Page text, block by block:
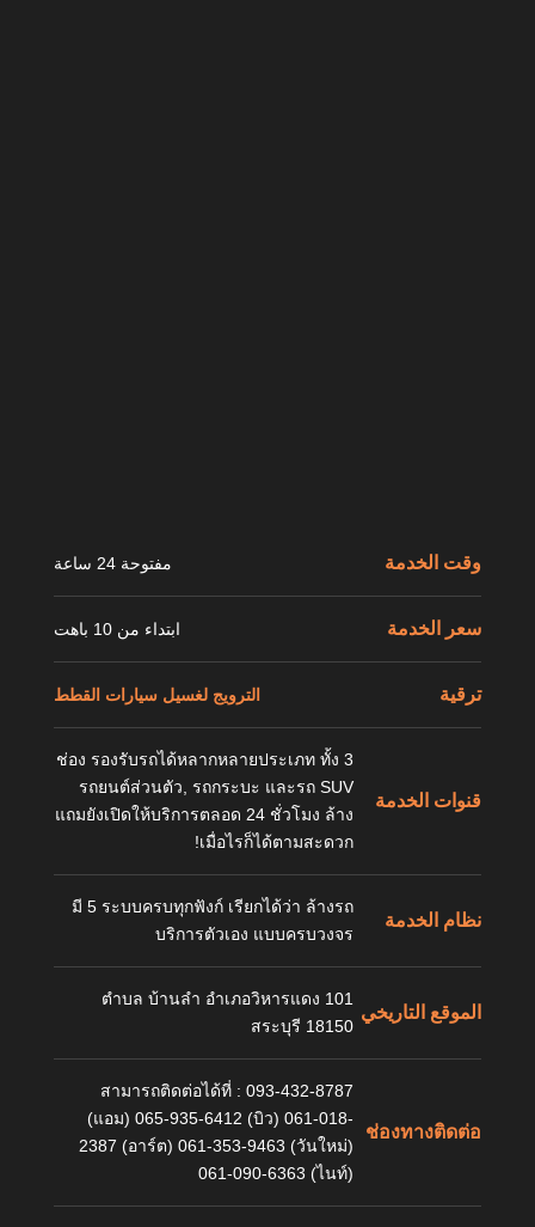
وقت الخدمة مفتوحة 24 ساعة
سعر الخدمة ابتداء من 10 باهت
ترقية الترويج لغسيل سيارات القطط
قنوات الخدمة
3 ช่อง รองรับรถได้หลากหลายประเภท ทั้ง
รถยนต์ส่วนตัว, รถกระบะ และรถ SUV
แถมยังเปิดให้บริการตลอด 24 ชั่วโมง ล้าง
เมื่อไรก็ได้ตามสะดวก!
نظام الخدمة
มี 5 ระบบครบทุกฟังก์ เรียกได้ว่า ล้างรถ
บริการตัวเอง แบบครบวงจร
الموقع التاريخي
101 ตำบล บ้านลำ อำเภอวิหารแดง
สระบุรี 18150
ช่องทางติดต่อ
สามารถติดต่อได้ที่ : 093-432-8787
(แอม) 065-935-6412 (บิว) 061-018-
2387 (อาร์ต) 061-353-9463 (วันใหม่)
061-090-6363 (ไนท์)